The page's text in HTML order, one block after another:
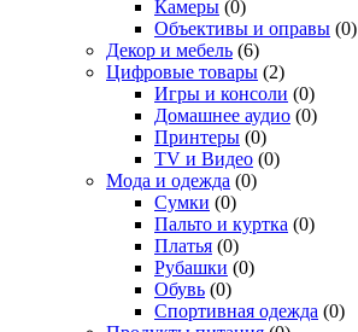
Камеры (0)
Объективы и оправы (0)
Декор и мебель (6)
Цифровые товары (2)
Игры и консоли (0)
Домашнее аудио (0)
Принтеры (0)
TV и Видео (0)
Мода и одежда (0)
Сумки (0)
Пальто и куртка (0)
Платья (0)
Рубашки (0)
Обувь (0)
Спортивная одежда (0)